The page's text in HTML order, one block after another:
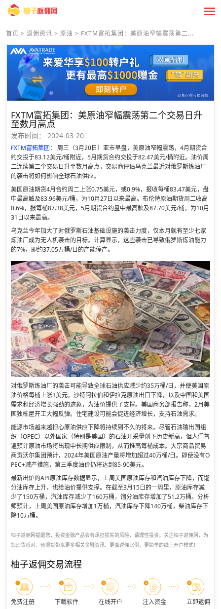
首页 > 返佣资讯 > 原油 > FXTM富拓集团：美原油窄幅震荡第二...
FXTM富拓集团：美原油窄幅震荡第二个交易日升
至数月高点
发布时间： 2024-03-20
FXTM富拓集团： 周三（3月20日）亚市早盘，美原油窄幅震荡，4月期货合
约交投于83.12美元/桶附近，5月期货合约交投于82.47美元/桶附近。油价周
二连续第二个交易日升至数月高点，交易商评估乌克兰最近对俄罗斯炼油厂
的袭击将如何影响全球石油供应。
美国原油期货4月合约周二上涨0.75美元，或0.9%，报收每桶83.47美元，盘
中最高触及83.96美元/桶，为10月27日以来最高。布伦特原油期货周二收高
0.6%，报每桶87.38美元，5月期货合约盘中最高触及87.70美元/桶，为10月
31日以来最高。
乌克兰今年加大了对俄罗斯石油基础设施的袭击力度，仅本月就有至少七家
炼油厂成为无人机袭击的目标。计算显示，这些袭击已导致俄罗斯炼油能力
的7%，即约37.05万桶/日的产能停产。
对俄罗斯炼油厂的袭击可能导致全球石油供应减少约35万桶/日，并使美国原
油价格每桶上涨3美元。沙特阿拉伯和伊拉克原油出口下降，以及中国和美国
需求和经济增长强劲的迹象，为油价提供了支撑。美国商务部报告称，2月美
国独栋屋开工大幅反弹。住宅建设可能会促进经济增长，支持石油需求。
能源市场越来越担心原油供应下降将持续到不久的将来。尽管石油输出国组
织（OPEC）以外国家（特别是美国）的石油开采量创下历史新高，但人们普
遍预计原油市场将出现中长期供应限制，从而推高每桶成本。大宗商品贸易
商贡沃尔集团预计，2024年美国原油产量将增加超过40万桶/日。即使没有O
PEC+减产措施，第三季度油价仍将达到85-90美元。
最新出炉的API原油库存数据显示，上周美国原油库存和汽油库存下降，而馏
分油库存上升，也给油价提供支撑。在截至3月15日的一周里，原油库存减
少了150万桶，汽油库存减少了160万桶，馏分油库存增加了51.2万桶。分析
师预计，上周美国原油库存增加1万桶，汽油库存下降140万桶，柴油库存下
降10万桶。
柚子返佣网提醒您，投资金融产品会有承担损失的风险，请理性投资。关注柚子返佣网，为
您炒货币对、炒期货带来更多相关金融资讯、更高返佣比例、更简单的线上开户模式！
柚子返佣交易流程
免费注册 下载软件 在线开户 注入资金 立即返佣